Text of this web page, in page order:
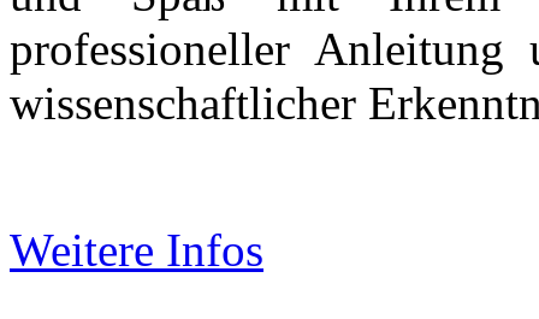
professioneller Anleitung
wissenschaftlicher
Weitere Infos